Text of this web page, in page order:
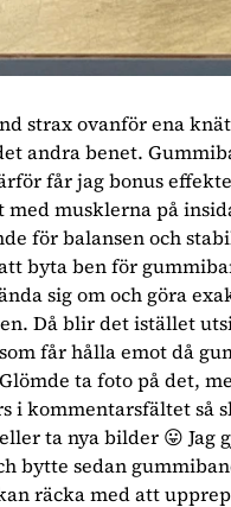
strax ovanför ena
andra benet.
får jag bonus
med musklerna på
för balansen och
byta ben för
sig om och göra
Då blir det istället
får hålla emot då
ta foto på det,
i kommentarsfältet så
ta nya bilder 😛 Jag
bytte sedan
räcka med att